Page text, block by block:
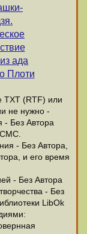
ада
Плоти
ТХТ (RTF) или
не нужно -
- Без Автора
СМС.
- Без Автора,
и его время
- Без Автора
- Без
LibOk